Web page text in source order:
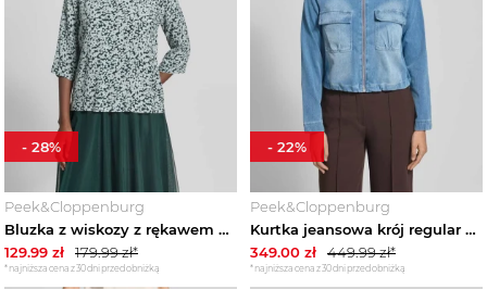
Peek&Cloppenburg
Bluzka z wiskozy z rękawem o dł. 3 / 4 Zero Miętowy
129.99 zł 179.99zł*
*najniższa cena z 30 dni przed obniżką
- 28%
Peek&Cloppenburg
Kurtka jeansowa krój regular fit z zamkiem błyskawicznym Zero Jeansowy niebieski
349.00 zł 449.99zł*
*najniższa cena z 30 dni przed obniżką
- 22%